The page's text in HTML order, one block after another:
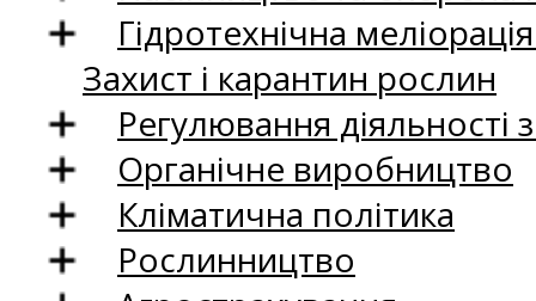
Гідротехнічна
Захист і карантин рослин
Регулювання
Органічне виробництво
Кліматична політика
Рослинництво